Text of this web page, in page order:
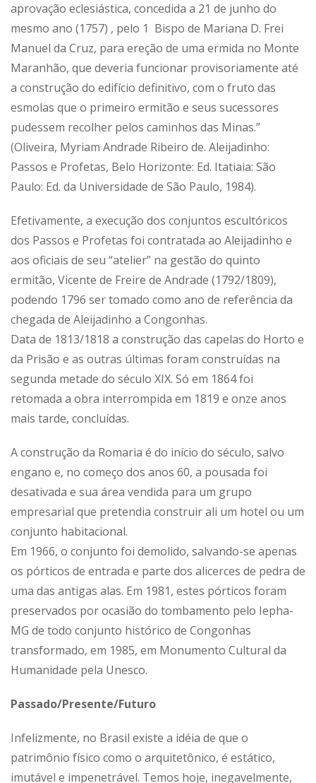
aprovação eclesiástica, concedida a 21 de junho do
mesmo ano (1757) , pelo 1 Bispo de Mariana D. Frei
Manuel da Cruz, para ereção de uma ermida no Monte
Maranhão, que deveria funcionar provisoriamente até
a construção do edifício definitivo, com o fruto das
esmolas que o primeiro ermitão e seus sucessores
pudessem recolher pelos caminhos das Minas.”
(Oliveira, Myriam Andrade Ribeiro de. Aleijadinho:
Passos e Profetas, Belo Horizonte: Ed. Itatiaia: São
Paulo: Ed. da Universidade de São Paulo, 1984).
Efetivamente, a execução dos conjuntos escultóricos
dos Passos e Profetas foi contratada ao Aleijadinho e
aos oficiais de seu “atelier” na gestão do quinto
ermitão, Vicente de Freire de Andrade (1792/1809),
podendo 1796 ser tomado como ano de referência da
chegada de Aleijadinho a Congonhas.
Data de 1813/1818 a construção das capelas do Horto e
da Prisão e as outras últimas foram construídas na
segunda metade do século XIX. Só em 1864 foi
retomada a obra interrompida em 1819 e onze anos
mais tarde, concluídas.
A construção da Romaria é do início do século, salvo
engano e, no começo dos anos 60, a pousada foi
desativada e sua área vendida para um grupo
empresarial que pretendia construir ali um hotel ou um
conjunto habitacional.
Em 1966, o conjunto foi demolido, salvando-se apenas
os pórticos de entrada e parte dos alicerces de pedra de
uma das antigas alas. Em 1981, estes pórticos foram
preservados por ocasião do tombamento pelo Iepha-
MG de todo conjunto histórico de Congonhas
transformado, em 1985, em Monumento Cultural da
Humanidade pela Unesco.
Passado/Presente/Futuro
Infelizmente, no Brasil existe a idéia de que o
patrimônio físico como o arquitetônico, é estático,
imutável e impenetrável. Temos hoje, inegavelmente,